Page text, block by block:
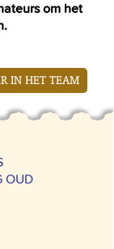
om het
IN HET TEAM
OUD